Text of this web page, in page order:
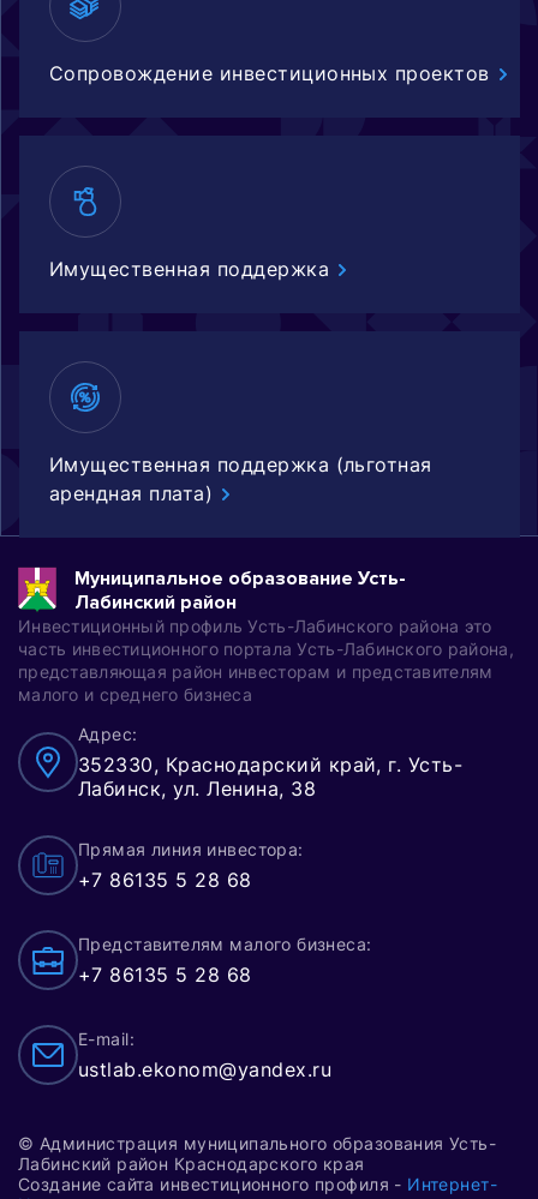
Сопровождение инвестиционных проектов
Имущественная поддержка
Имущественная поддержка (льготная
арендная плата)
Муниципальное образование Усть-
Лабинский район
Инвестиционный профиль Усть-Лабинского района это
часть инвестиционного портала Усть-Лабинского района,
представляющая район инвесторам и представителям
малого и среднего бизнеса
Адрес:
352330, Краснодарский край, г. Усть-
Лабинск, ул. Ленина, 38
Прямая линия инвестора:
+7 86135 5 28 68
Представителям малого бизнеса:
+7 86135 5 28 68
E-mail:
ustlab.ekonom@yandex.ru
© Администрация муниципального образования Усть-
Лабинский район Краснодарского края
Создание сайта инвестиционного профиля - Интернет-